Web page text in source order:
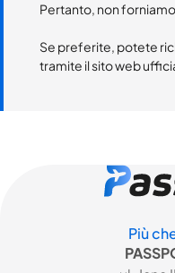
Pertanto, non
Se preferite, potete
tramite il sito web
Più